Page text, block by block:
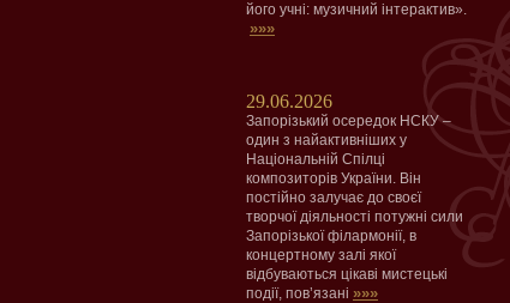
його учні: музичний інтерактив».
»»»
29.06.2026
Запорізький осередок НСКУ –
один з найактивніших у
Національній Спілці
композиторів України. Він
постійно залучає до своєї
творчої діяльності потужні сили
Запорізької філармонії, в
концертному залі якої
відбуваються цікаві мистецькі
події, пов’язані »»»